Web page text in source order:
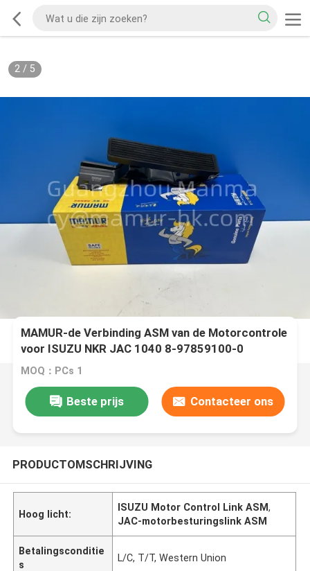
2/ 5
MAMUR-de Verbinding ASM van de Motorcontrole
voor ISUZU NKR JAC 1040 8-97859100-0
8978591000
MOQ：PCs 1
Beste prijs Contacteer ons
PRODUCTOMSCHRIJVING
Hoog licht:
ISUZU Motor Control Link ASM,
JAC-motorbesturingslink ASM
Betalingsconditie
s
L/C, T/T, Western Union